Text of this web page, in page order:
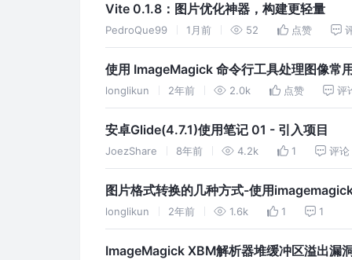
Vite 0.1.8：图片优化神器，构建更轻量
PedroQue99 1月前 52 点赞
使用 ImageMagick 命令行工具处理图像常
longlikun 2年前 2.0k 点赞 评
安卓Glide(4.7.1)使用笔记 01 - 引入项目
JoezShare 8年前 4.2k 1 评论
图片格式转换的几种方式-使用
longlikun 2年前 1.6k 1 1
ImageMagick XBM解析器堆缓冲区溢出